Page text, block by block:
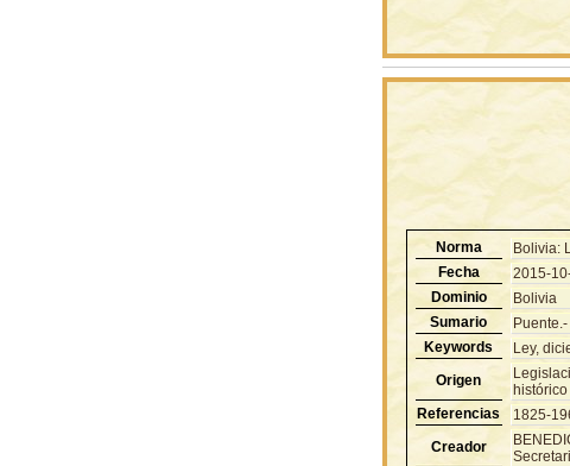
Norma
Bolivia:
Fecha
2015-
Dominio
Bolivia
Sumario
Keywords
Ley,
Origen
Referencias
1825-
Creador